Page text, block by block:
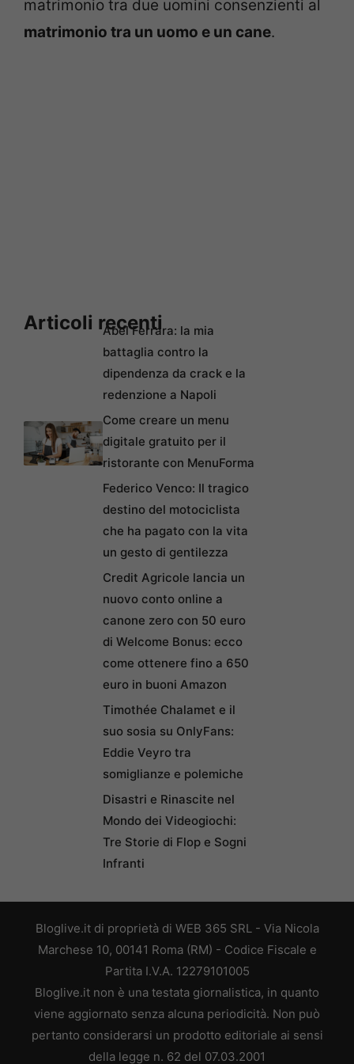
matrimonio tra due uomini consenzienti al
matrimonio tra un uomo e un cane.
Articoli recenti
Abel Ferrara: la mia
battaglia contro la
dipendenza da crack e la
redenzione a Napoli
Come creare un menu
digitale gratuito per il
ristorante con MenuForma
Federico Venco: Il tragico
destino del motociclista
che ha pagato con la vita
un gesto di gentilezza
Credit Agricole lancia un
nuovo conto online a
canone zero con 50 euro
di Welcome Bonus: ecco
come ottenere fino a 650
euro in buoni Amazon
Timothée Chalamet e il
suo sosia su OnlyFans:
Eddie Veyro tra
somiglianze e polemiche
Disastri e Rinascite nel
Mondo dei Videogiochi:
Tre Storie di Flop e Sogni
Infranti
Bloglive.it di proprietà di WEB 365 SRL - Via Nicola
Marchese 10, 00141 Roma (RM) - Codice Fiscale e
Partita I.V.A. 12279101005
Bloglive.it non è una testata giornalistica, in quanto
viene aggiornato senza alcuna periodicità. Non può
pertanto considerarsi un prodotto editoriale ai sensi
della legge n. 62 del 07.03.2001